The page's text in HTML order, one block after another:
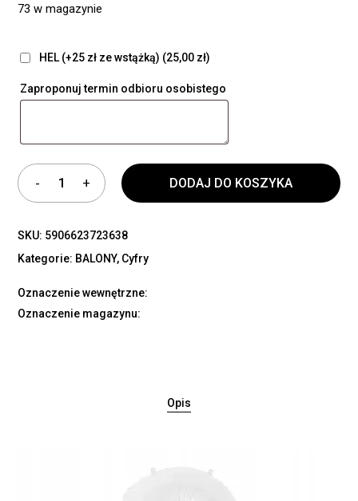
73 w magazynie
HEL (+25 zł ze wstążką) (25,00 zł)
Zaproponuj termin odbioru osobistego
DODAJ DO KOSZYKA
SKU: 5906623723638
Kategorie: BALONY, Cyfry
Oznaczenie wewnętrzne:
Oznaczenie magazynu:
Opis